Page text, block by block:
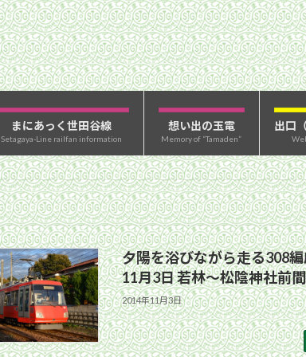
まにあっく世田谷線
Setagaya-Line railfan information
想い出の玉電
Memory of “Tamaden”
出口
夕陽を浴びながら走る308
11月3日 若林〜松陰神社前間
2014年11月3日